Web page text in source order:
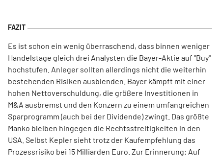
Es ist schon ein wenig überraschend, dass binnen weniger
Handelstage gleich drei Analysten die Bayer-Aktie auf "Buy"
hochstufen. Anleger sollten allerdings nicht die weiterhin
bestehenden Risiken ausblenden. Bayer kämpft mit einer
hohen Nettoverschuldung, die größere Investitionen in
M&A ausbremst und den Konzern zu einem umfangreichen
Sparprogramm (auch bei der Dividende) zwingt. Das größte
Manko bleiben hingegen die Rechtsstreitigkeiten in den
USA. Selbst Kepler sieht trotz der Kaufempfehlung das
Prozessrisiko bei 15 Milliarden Euro. Zur Erinnerung: Auf